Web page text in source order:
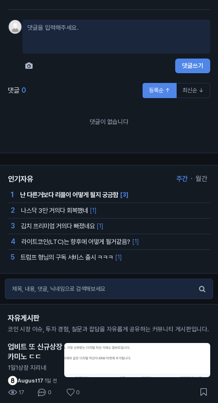
댓글쓰기
댓글 0 등록순 ↑ 최신순 ↓
댓글이 없습니다
인기자유 주간 · 월간
1 난 다른거보다 리플이 어떻게 될지 궁금함 [3]
2 나스닥 3만 거의다 회복했네 [1]
3 김치 프리미엄 거의다 빠졌네요 [1]
4 라이트코인(LTC)는 향후에 어떻게 될거같음? [1]
5 트럼프 형님의 구독 서비스 출시 ㅋㅋㅋ [1]
자유게시판
코인 시장 이슈, 투자 경험, 질문과 잡담을 자유롭게 공유하는 커뮤니티 게시판입니다.
업비트 또 신규상장
카미노 ㄷㄷ
1일1상장 지리네
August17·1일 전
17 0 0